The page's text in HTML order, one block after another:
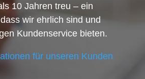
10 Jahren treu – ein
wir ehrlich sind und
Kundenservice bieten.
für unseren Kunden